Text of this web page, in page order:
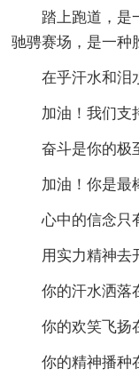
踏上跑道，是
驰骋赛场，是一种
在乎汗水和泪
加油！我们支
奋斗是你的极
加油！你是最
心中的信念只
用实力精神去
你的汗水洒落
你的欢笑飞扬
你的精神播种